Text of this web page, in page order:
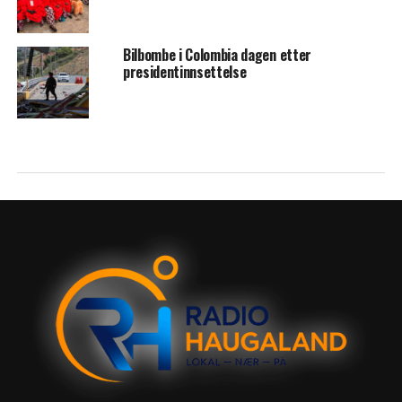
Bilbombe i Colombia dagen etter
presidentinnsettelse